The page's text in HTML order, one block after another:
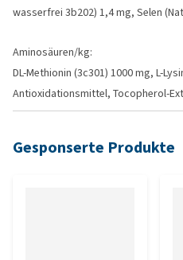
wasserfrei 3b202) 1,4 mg, Selen
Aminosäuren/kg:
DL-Methionin (3c301) 1000 mg, L-
Antioxidationsmittel, Tocopherol-
Gesponserte Produkte